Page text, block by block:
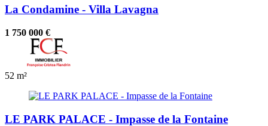
La Condamine - Villa Lavagna
1 750 000 €
52 m²
LE PARK PALACE - Impasse de la Fontaine